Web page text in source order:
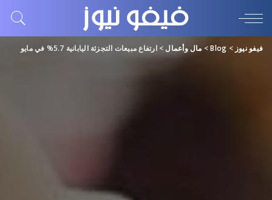
فيفو نيوز >
Blog
> مال وأعمال >ارتفاع مبيعات التجزئة اليابانية 5.7% في مايو